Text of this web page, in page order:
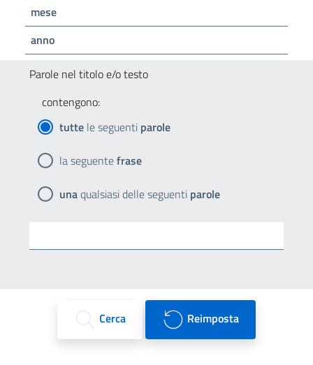
mese
anno
Parole nel titolo e/o testo
contengono:
tutte le seguenti parole
la seguentefrase
unaqualsiasi delle seguenti parole
Cerca Reimposta